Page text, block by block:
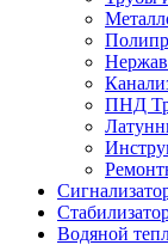
ПНД
Водяной